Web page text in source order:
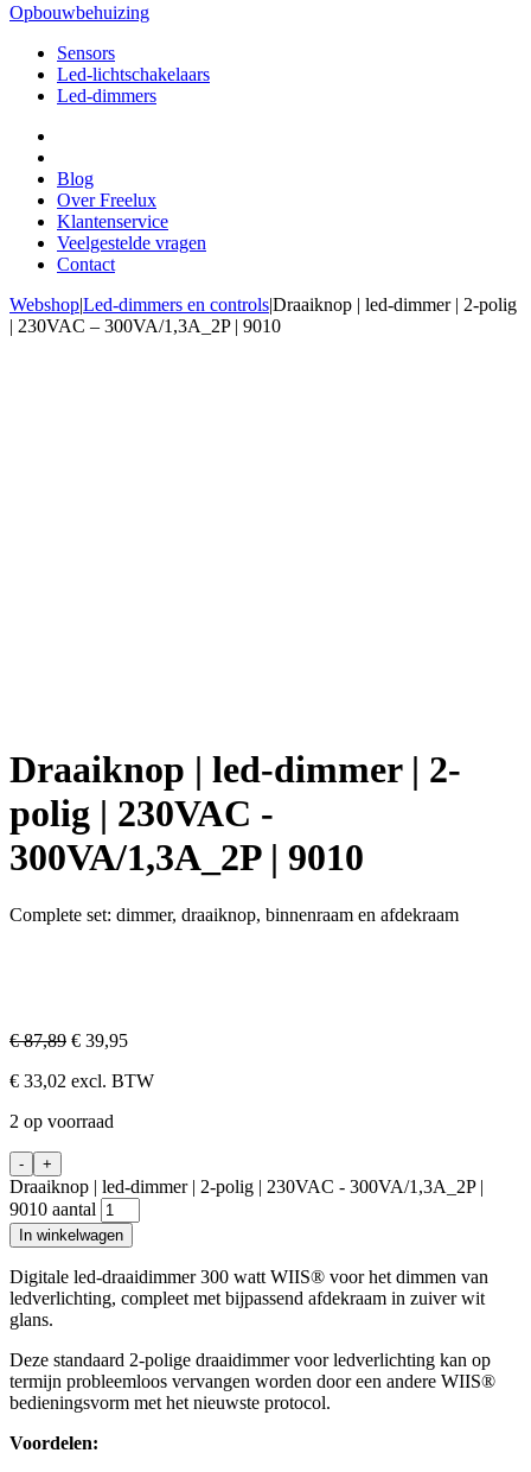
Opbouwbehuizing
Sensors
Led-lichtschakelaars
Led-dimmers
Blog
Over Freelux
Klantenservice
Veelgestelde vragen
Contact
Webshop|Led-dimmers en controls|Draaiknop | led-dimmer | 2-polig
| 230VAC – 300VA/1,3A_2P | 9010
Draaiknop | led-dimmer | 2-
polig | 230VAC -
300VA/1,3A_2P | 9010
Complete set: dimmer, draaiknop, binnenraam en afdekraam
€87,89 € 39,95
€ 33,02 excl. BTW
2 op voorraad
- +
Draaiknop | led-dimmer | 2-polig | 230VAC - 300VA/1,3A_2P |
9010 aantal
In winkelwagen
Digitale led-draaidimmer 300 watt WIIS® voor het dimmen van
ledverlichting, compleet met bijpassend afdekraam in zuiver wit
glans.
Deze standaard 2-polige draaidimmer voor ledverlichting kan op
termijn probleemloos vervangen worden door een andere WIIS®
bedieningsvorm met het nieuwste protocol.
Voordelen: